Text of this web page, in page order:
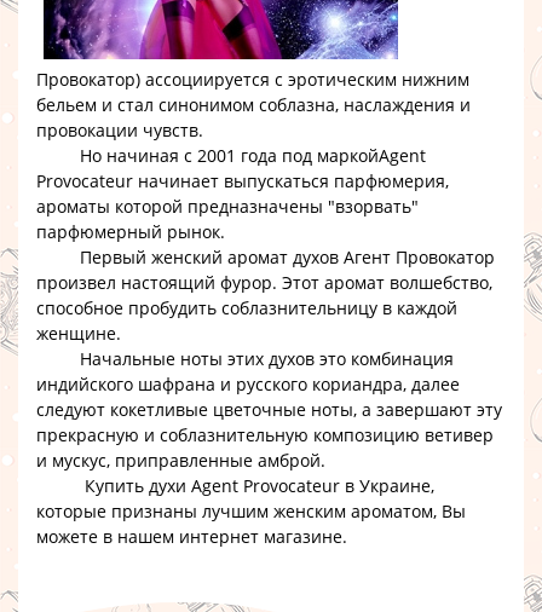
Провокатор) ассоциируется с эротическим нижним
бельем и стал синонимом соблазна, наслаждения и
провокации чувств.
Но начиная с 2001 года под маркойAgent
Provocateur начинает выпускаться парфюмерия,
ароматы которой предназначены "взорвать"
парфюмерный рынок.
Первый женский аромат духов Агент Провокатор
произвел настоящий фурор. Этот аромат волшебство,
способное пробудить соблазнительницу в каждой
женщине.
Начальные ноты этих духов это комбинация
индийского шафрана и русского кориандра, далее
следуют кокетливые цветочные ноты, а завершают эту
прекрасную и соблазнительную композицию ветивер
и мускус, приправленные амброй.
Купить духи Agent Provocateur в Украине,
которые признаны лучшим женским ароматом, Вы
можете в нашем интернет магазине.